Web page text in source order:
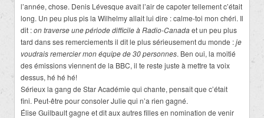
l’année, chose. Denis Lévesque avait l’air de capoter tellement c’était
long. Un peu plus pis la Wilhelmy allait lui dire : calme-toi mon chéri. Il
dit :on traverse une période difficile à Radio-Canadaet un peu plus
tard dans ses remerciements il dit le plus sérieusement du monde :je
voudrais remercier mon équipe de 30 personnes. Ben oui, la moitié
des émissions viennent de la BBC, il te reste juste à mettre ta voix
dessus, hé hé hé!
Sérieux la gang de Star Académie qui chante, pensait que c’était
fini. Peut-être pour consoler Julie qui n’a rien gagné.
Élise Guilbault gagne et dit aux autres filles en nomination de venir